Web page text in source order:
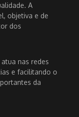
A
objetiva e de
dos
nas redes
e facilitando o
da